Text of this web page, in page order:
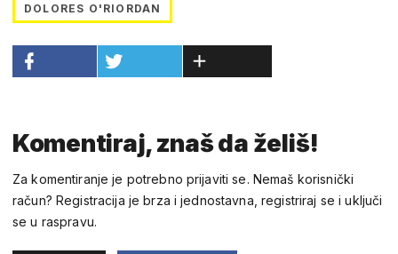
DOLORES O'RIORDAN
Komentiraj, znaš da želiš!
Za komentiranje je potrebno prijaviti se. Nemaš korisnički
račun? Registracija je brza i jednostavna, registriraj se i uključi
se u raspravu.